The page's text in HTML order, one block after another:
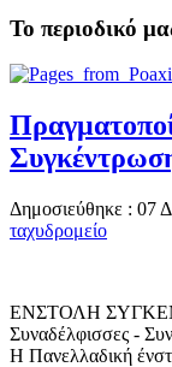
Το περιοδικό
Δημοσιεύθηκε : 07
ταχυδρομείο
ΕΝΣΤΟΛΗ
Συναδέλφισσες -
Η Πανελλαδική